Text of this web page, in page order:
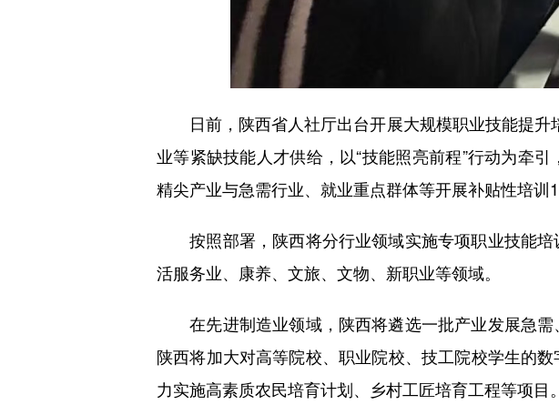
日前，陕西省人社厅出台开展大规模职业技能提升
业等紧缺技能人才供给，以“技能照亮前程”行动为牵
精尖产业与急需行业、就业重点群体等开展补贴性培训
按照部署，陕西将分行业领域实施专项职业技能培
活服务业、康养、文旅、文物、新职业等领域。
在先进制造业领域，陕西将遴选一批产业发展急需
陕西将加大对高等院校、职业院校、技工院校学生的
力实施高素质农民培育计划、乡村工匠培育工程等项目。